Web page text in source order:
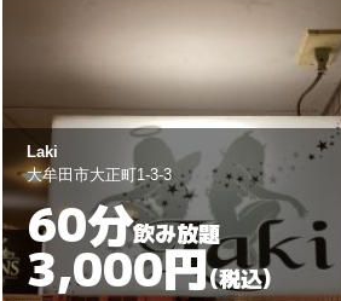
くっきぃ VIP
久留米市日吉町5-22
120分飲み放題
3,000円(税込)